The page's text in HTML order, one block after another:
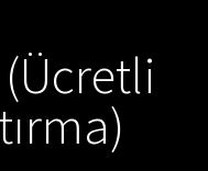
(Ücretli